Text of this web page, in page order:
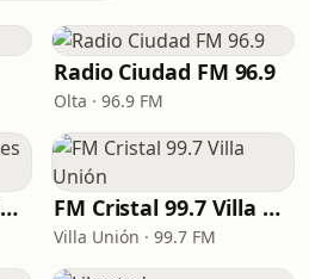
Radio Ciudad FM 96.9
Olta · 96.9 FM
Radio Municipal Ulapes 88.1 FM Cristal 99.7 Villa Unión
Villa Unión · 99.7 FM